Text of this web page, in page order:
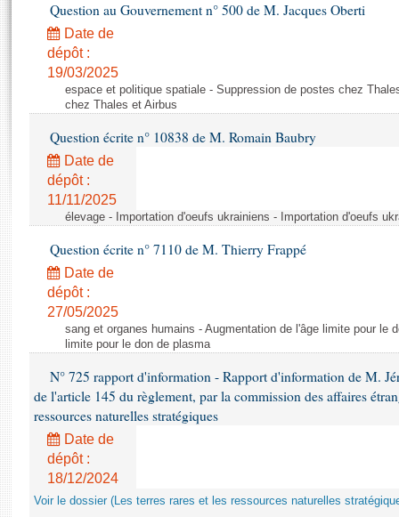
Projets de loi
Propositions de loi
Amendements
Textes adoptés
Rapports législatifs
Rapports sur l'application des lois
Baromètre de l’application des lois
Dossiers législatifs
Budget et sécurité sociale
Questions écrites et orales
Comptes rendus des débats
Histoire
Juniors
Anciennes législatures
Contacts et plan d'accès
Photos libres de droit
Question au Gouvernement n° 500 de M. Jacques Oberti
Date de
dépôt :
19/03/2025
espace et politique spatiale - Suppression de postes chez
chez Thales et Airbus
Question écrite n° 10838 de M. Romain Baubry
Date de
dépôt :
11/11/2025
élevage - Importation d'oeufs ukrainiens - Importation d'oeufs
Question écrite n° 7110 de M. Thierry Frappé
Date de
dépôt :
27/05/2025
sang et organes humains - Augmentation de l'âge limite pour le
limite pour le don de plasma
N° 725 rapport d'information - Rapport d'information de M.
de l'article 145 du règlement, par la commission des affaires
ressources naturelles stratégiques
Date de
dépôt :
18/12/2024
Voir le dossier (Les terres rares et les ressources naturelles